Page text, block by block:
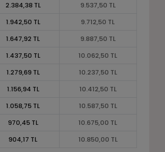
2.384,38 TL
9.537,50 TL
1.942,50 TL
9.712,50 TL
1.647,92 TL
9.887,50 TL
1.437,50 TL
10.062,50 TL
1.279,69 TL
10.237,50 TL
1.156,94 TL
10.412,50 TL
1.058,75 TL
10.587,50 TL
970,45 TL
10.675,00 TL
904,17 TL 10.850,00 TL